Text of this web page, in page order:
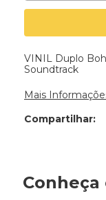
VINIL Duplo
Soundtrack
Mais
Compartilhar